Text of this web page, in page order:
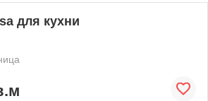
для кухни